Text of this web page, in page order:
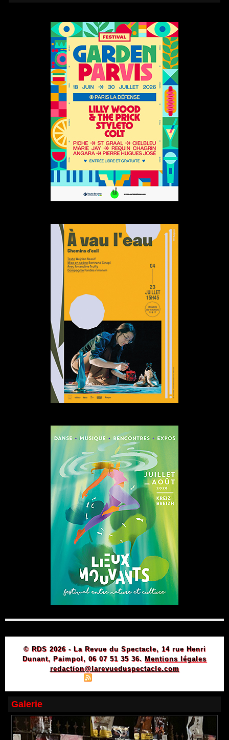
© RDS 2026 - La Revue du Spectacle, 14 rue Henri
Dunant, Paimpol, 06 07 51 35 36. Mentions légales
redaction@larevueduspectacle.com
Galerie